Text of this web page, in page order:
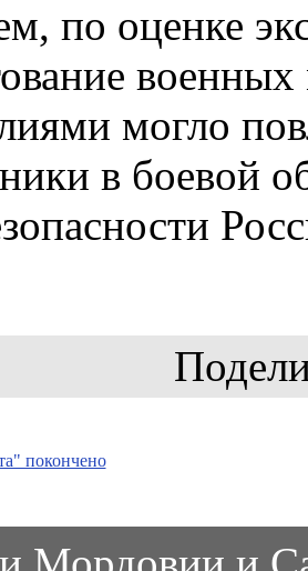
по оценке
могло
в боевой
покончено